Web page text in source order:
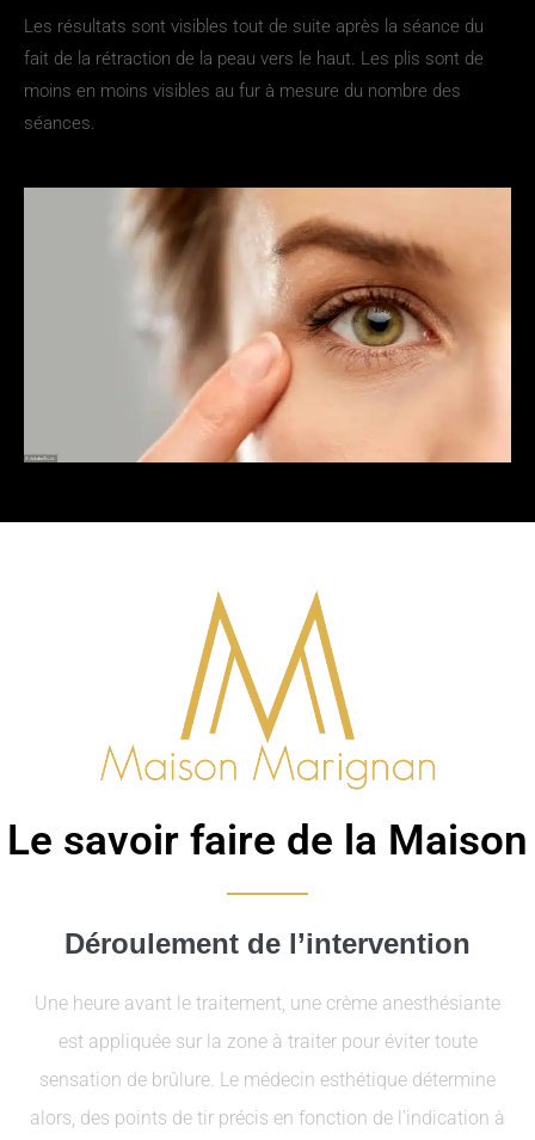
Les résultats sont visibles tout de suite après la séance du
fait de la rétraction de la peau vers le haut. Les plis sont de
moins en moins visibles au fur à mesure du nombre des
séances.
Le savoir faire de la Maison
Déroulement de l’intervention
Une heure avant le traitement, une crème anesthésiante
est appliquée sur la zone à traiter pour éviter toute
sensation de brûlure. Le médecin esthétique détermine
alors, des points de tir précis en fonction de l’indication à